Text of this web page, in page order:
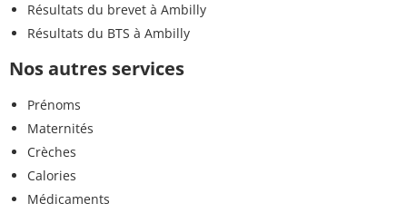
Résultats du brevet à Ambilly
Résultats du BTS à Ambilly
Nos autres services
Prénoms
Maternités
Crèches
Calories
Médicaments